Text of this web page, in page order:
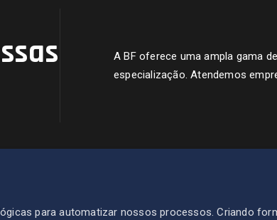
A BF oferece uma ampla gama
especialização. Atendemos
para automatizar nossos processos. Criando